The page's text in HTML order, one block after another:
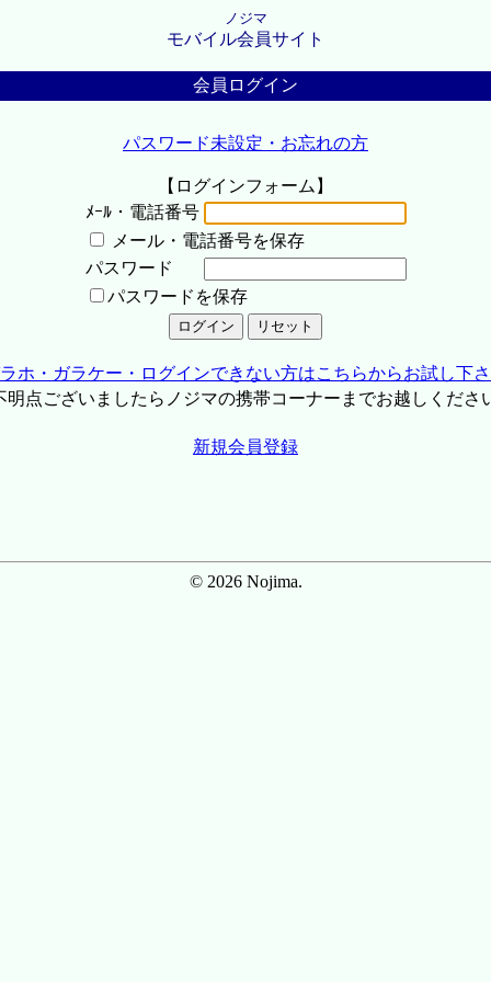
ノジマ
モバイル会員サイト
会員ログイン
パスワード未設定・お忘れの方
【ログインフォーム】
ﾒｰﾙ・電話番号
メール・電話番号を保存
パスワード
パスワードを保存
ホ・ガラケー・ログインできない方はこちらからお試し下
点ございましたらノジマの携帯コーナーまでお越しくださ
新規会員登録
© 2026 Nojima.